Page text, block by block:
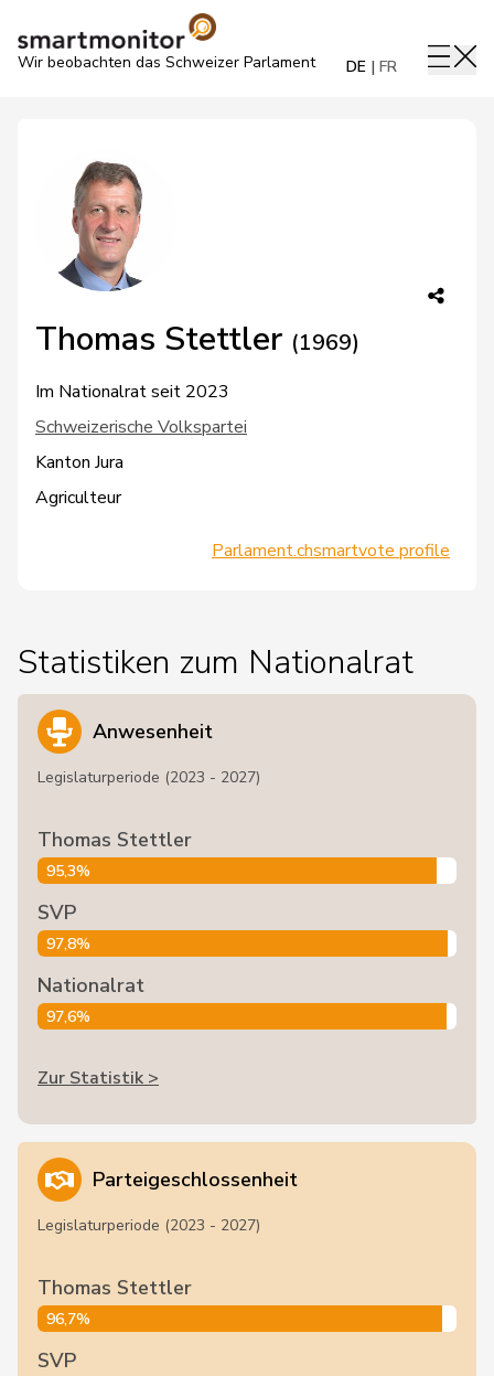
Wir beobachten das Schweizer Parlament DE FR
Thomas Stettler (1969)
Im Nationalrat seit 2023
Schweizerische Volkspartei
Kanton Jura
Agriculteur
Parlament.chsmartvote profile
Statistiken zum Nationalrat
Anwesenheit
Legislaturperiode (2023 - 2027)
Thomas Stettler
95,3%
SVP
97,8%
Nationalrat
97,6%
Zur Statistik >
Parteigeschlossenheit
Legislaturperiode (2023 - 2027)
Thomas Stettler
96,7%
SVP